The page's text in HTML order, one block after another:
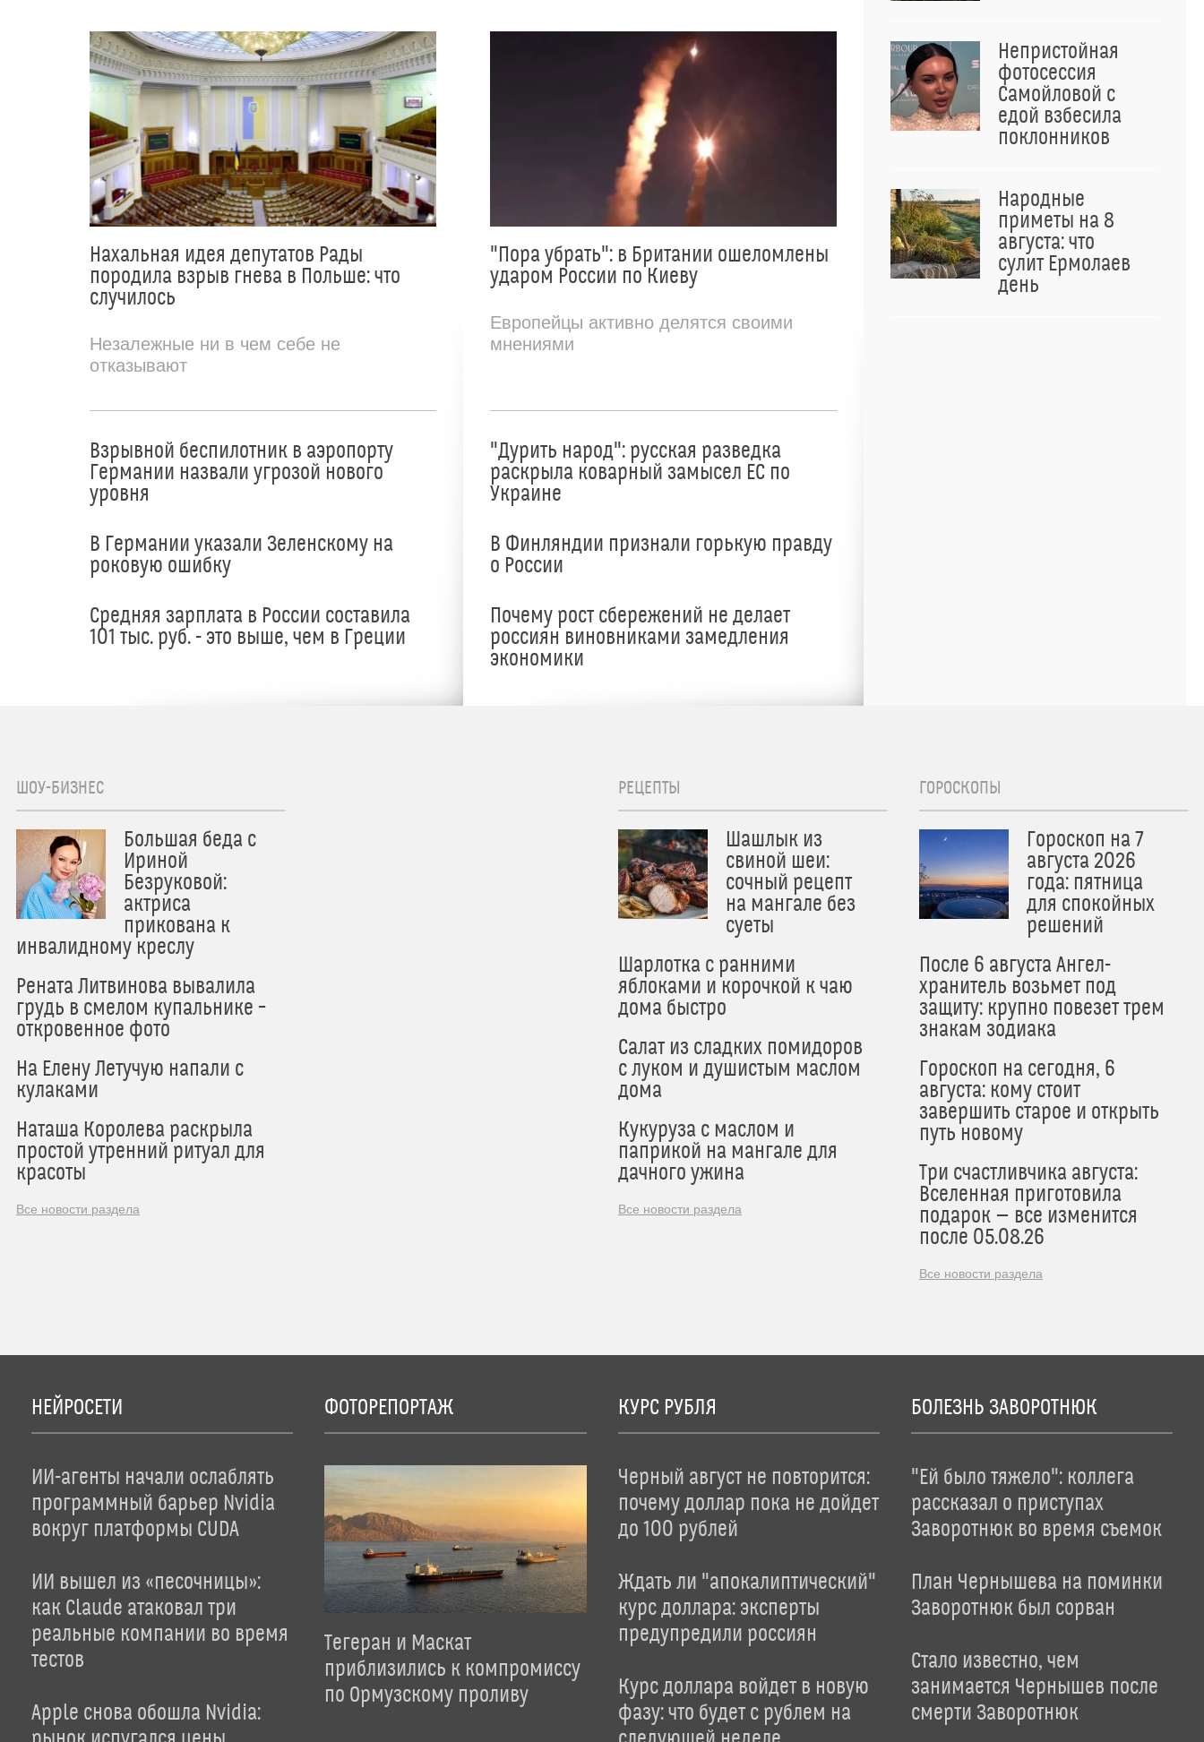
Нахальная идея депутатов Рады
породила взрыв гнева в Польше: что
случилось
Незалежные ни в чем себе не
отказывают
Взрывной беспилотник в аэропорту
Германии назвали угрозой нового
уровня
В Германии указали Зеленскому на
роковую ошибку
Средняя зарплата в России составила
101 тыс. руб. - это выше, чем в Греции
"Пора убрать": в Британии ошеломлены
ударом России по Киеву
Европейцы активно делятся своими
мнениями
"Дурить народ": русская разведка
раскрыла коварный замысел ЕС по
Украине
В Финляндии признали горькую правду
о России
Почему рост сбережений не делает
россиян виновниками замедления
экономики
Непристойная
фотосессия
Самойловой с
едой взбесила
поклонников
Народные
приметы на 8
августа: что
сулит Ермолаев
день
ШОУ-БИЗНЕС
Большая беда с
Ириной
Безруковой:
актриса
прикована к
инвалидному креслу
Рената Литвинова вывалила
грудь в смелом купальнике –
откровенное фото
На Елену Летучую напали с
кулаками
Наташа Королева раскрыла
простой утренний ритуал для
красоты
Все новости раздела
РЕЦЕПТЫ
Шашлык из
свиной шеи:
сочный рецепт
на мангале без
суеты
Шарлотка с ранними
яблоками и корочкой к чаю
дома быстро
Салат из сладких помидоров
с луком и душистым маслом
дома
Кукуруза с маслом и
паприкой на мангале для
дачного ужина
Все новости раздела
ГОРОСКОПЫ
Гороскоп на 7
августа 2026
года: пятница
для спокойных
решений
После 6 августа Ангел-
хранитель возьмет под
защиту: крупно повезет трем
знакам зодиака
Гороскоп на сегодня, 6
августа: кому стоит
завершить старое и открыть
путь новому
Три счастливчика августа:
Вселенная приготовила
подарок — все изменится
после 05.08.26
Все новости раздела
НЕЙРОСЕТИ
ИИ-агенты начали ослаблять
программный барьер Nvidia
вокруг платформы CUDA
ИИ вышел из «песочницы»:
как Claude атаковал три
реальные компании во время
тестов
Apple снова обошла Nvidia:
ФОТОРЕПОРТАЖ
Тегеран и Маскат
приблизились к компромиссу
по Ормузскому проливу
КУРС РУБЛЯ
Черный август не повторится:
почему доллар пока не дойдет
до 100 рублей
Ждать ли "апокалиптический"
курс доллара: эксперты
предупредили россиян
Курс доллара войдет в новую
фазу: что будет с рублем на
БОЛЕЗНЬ ЗАВОРОТНЮК
"Ей было тяжело": коллега
рассказал о приступах
Заворотнюк во время съемок
План Чернышева на поминки
Заворотнюк был сорван
Стало известно, чем
занимается Чернышев после
смерти Заворотнюк